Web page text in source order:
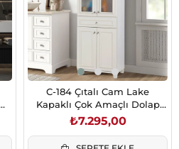
C-184 Çıtalı Cam Lake
Kapaklı Çok Amaçlı Dolap
180x60x40 cm Beyaz
₺7.295,00